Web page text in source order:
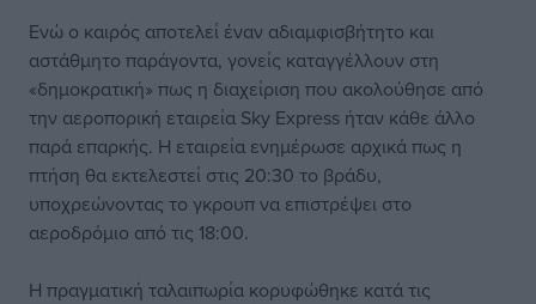
Ενώ ο καιρός αποτελεί έναν αδιαμφισβήτητο και
αστάθμητο παράγοντα, γονείς καταγγέλλουν στη
«δημοκρατική» πως η διαχείριση που ακολούθησε από
την αεροπορική εταιρεία Sky Express ήταν κάθε άλλο
παρά επαρκής. Η εταιρεία ενημέρωσε αρχικά πως η
πτήση θα εκτελεστεί στις 20:30 το βράδυ,
υποχρεώνοντας το γκρουπ να επιστρέψει στο
αεροδρόμιο από τις 18:00.
Η πραγματική ταλαιπωρία κορυφώθηκε κατά τις